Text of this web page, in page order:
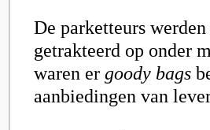
De parketteurs
getrakteerd op onder
waren er goody bags
aanbiedingen van